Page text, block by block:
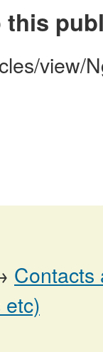
this
view/
Contacts